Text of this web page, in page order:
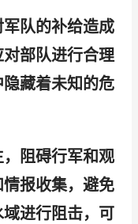
队的补给造成
部队进行合理
藏着未知的危
阻碍行军和观
报收集，避免
进行阻击，可